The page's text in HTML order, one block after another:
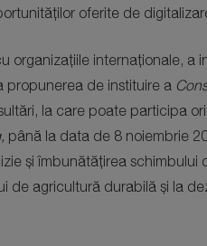
oferite de
organizațiile internaționale, a
propunerea de instituire a
la care poate participa
, până la data de 8 noiembrie
și îmbunătățirea schimbului
agricultură durabilă și la